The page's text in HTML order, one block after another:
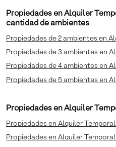
Propiedades en Alquiler
cantidad de ambientes
Propiedades de 2 ambientes en
Propiedades de 3 ambientes en
Propiedades de 4 ambientes en
Propiedades de 5 ambientes en
Propiedades en Alquiler
Propiedades en Alquiler
Propiedades en Alquiler